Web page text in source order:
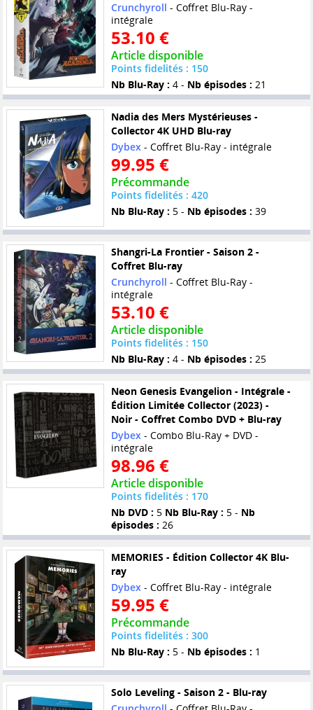
Crunchyroll - Coffret Blu-Ray -
intégrale
53.10 €
Article disponible
Points fidelités : 150
Nb Blu-Ray : 4 - Nb épisodes : 21
Nadia des Mers Mystérieuses -
Collector 4K UHD Blu-ray
Dybex- Coffret Blu-Ray - intégrale
99.95 €
Précommande
Points fidelités : 420
Nb Blu-Ray : 5 - Nb épisodes : 39
Shangri-La Frontier - Saison 2 -
Coffret Blu-ray
Crunchyroll - Coffret Blu-Ray -
intégrale
53.10 €
Article disponible
Points fidelités : 150
Nb Blu-Ray : 4 - Nb épisodes : 25
Neon Genesis Evangelion - Intégrale -
Édition Limitée Collector (2023) -
Noir - Coffret Combo DVD + Blu-ray
Dybex- Combo Blu-Ray + DVD -
intégrale
98.96 €
Article disponible
Points fidelités : 170
Nb DVD : 5 Nb Blu-Ray : 5 - Nb
épisodes : 26
MEMORIES - Édition Collector 4K Blu-
ray
Dybex- Coffret Blu-Ray - intégrale
59.95 €
Précommande
Points fidelités : 300
Nb Blu-Ray : 5 - Nb épisodes : 1
Solo Leveling - Saison 2 - Blu-ray